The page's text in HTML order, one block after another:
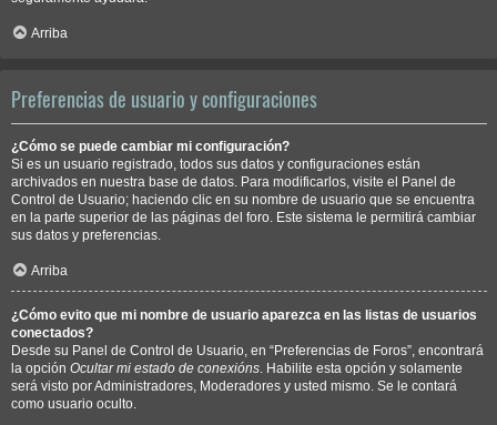
Arriba
Preferencias de usuario y configuraciones
¿Cómo se puede cambiar mi configuración?
Si es un usuario registrado, todos sus datos y configuraciones están
archivados en nuestra base de datos. Para modificarlos, visite el Panel de
Control de Usuario; haciendo clic en su nombre de usuario que se encuentra
en la parte superior de las páginas del foro. Este sistema le permitirá cambiar
sus datos y preferencias.
Arriba
¿Cómo evito que mi nombre de usuario aparezca en las listas de usuarios
conectados?
Desde su Panel de Control de Usuario, en “Preferencias de Foros”, encontrará
la opción Ocultar mi estado de conexións . Habilite esta opción y solamente
será visto por Administradores, Moderadores y usted mismo. Se le contará
como usuario oculto.